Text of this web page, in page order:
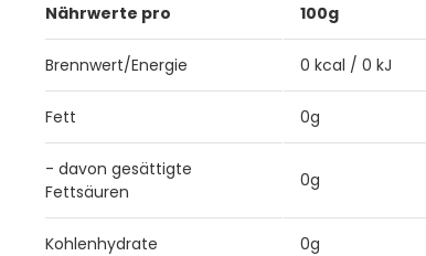
Nährwerte pro 100g
Brennwert/Energie 0 kcal / 0 kJ
Fett 0g
- davon gesättigte
Fettsäuren
0g
Kohlenhydrate 0g